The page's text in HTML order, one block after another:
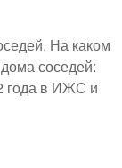
На каком
соседей:
года в ИЖС и